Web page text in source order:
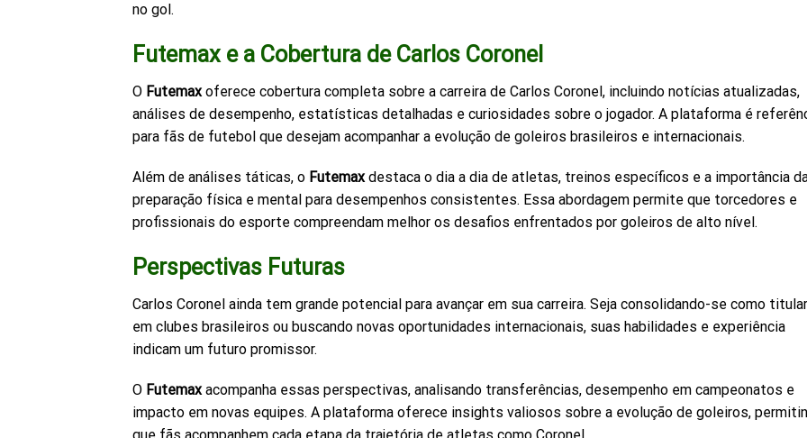
no gol.
Futemax e a Cobertura de Carlos Coronel
O Futemaxoferece cobertura completa sobre a carreira de Carlos Coronel, incluindo notícias atualizadas,
análises de desempenho, estatísticas detalhadas e curiosidades sobre o jogador. A plataforma é
para fãs de futebol que desejam acompanhar a evolução de goleiros brasileiros e internacionais.
Além de análises táticas, o Futemaxdestaca o dia a dia de atletas, treinos específicos e a importância
preparação física e mental para desempenhos consistentes. Essa abordagem permite que torcedores e
profissionais do esporte compreendam melhor os desafios enfrentados por goleiros de alto nível.
Perspectivas Futuras
Carlos Coronel ainda tem grande potencial para avançar em sua carreira. Seja consolidando-se como titular
em clubes brasileiros ou buscando novas oportunidades internacionais, suas habilidades e experiência
indicam um futuro promissor.
O Futemaxacompanha essas perspectivas, analisando transferências, desempenho em campeonatos e
impacto em novas equipes. A plataforma oferece insights valiosos sobre a evolução de goleiros,